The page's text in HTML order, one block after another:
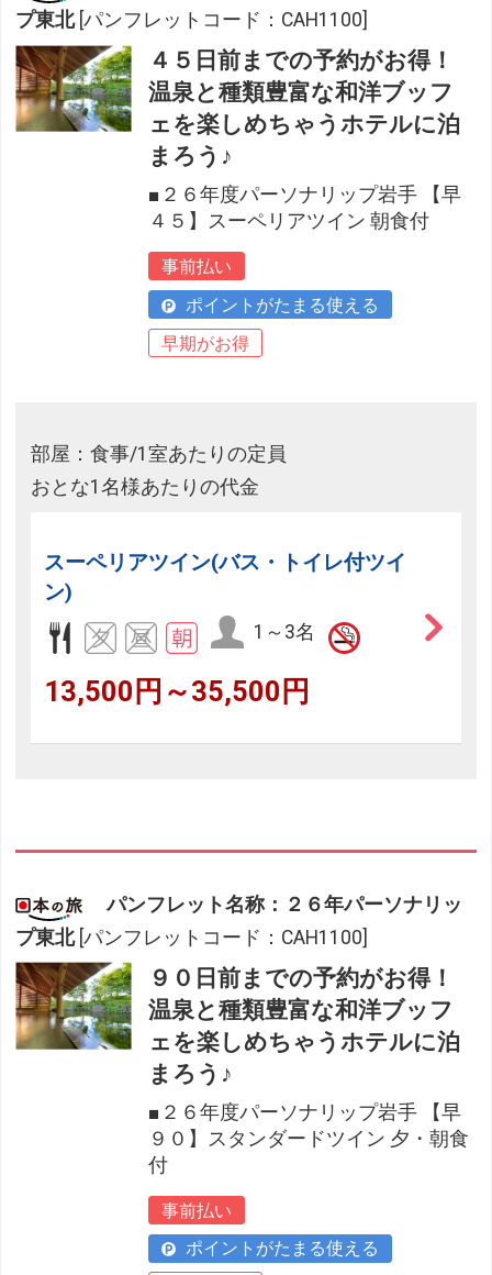
プ東北 [パンフレットコード：CAH1100]
４５日前までの予約がお得！
温泉と種類豊富な和洋ブッフ
ェを楽しめちゃうホテルに泊
まろう♪
■２６年度パーソナリップ岩手 【早
４５】スーペリアツイン 朝食付
事前払い
ポイントがたまる使える
早期がお得
部屋：食事/1室あたりの定員
おとな1名様あたりの代金
スーペリアツイン(バス・トイレ付ツイ
ン)
1～3名
13,500円～35,500円
パンフレット名称：２６年パーソナリッ
プ東北 [パンフレットコード：CAH1100]
９０日前までの予約がお得！
温泉と種類豊富な和洋ブッフ
ェを楽しめちゃうホテルに泊
まろう♪
■２６年度パーソナリップ岩手 【早
９０】スタンダードツイン 夕・朝食
付
事前払い
ポイントがたまる使える